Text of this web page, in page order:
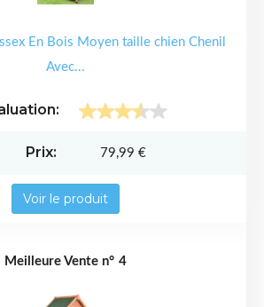
En Bois Moyen taille chien Chenil
Avec...
79,99 €
Voir le produit
4